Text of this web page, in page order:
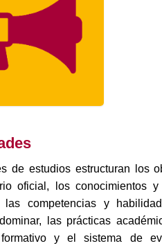
de estudios estructuran los
oficial, los conocimientos
las competencias y
las prácticas
formativo y el sistema de